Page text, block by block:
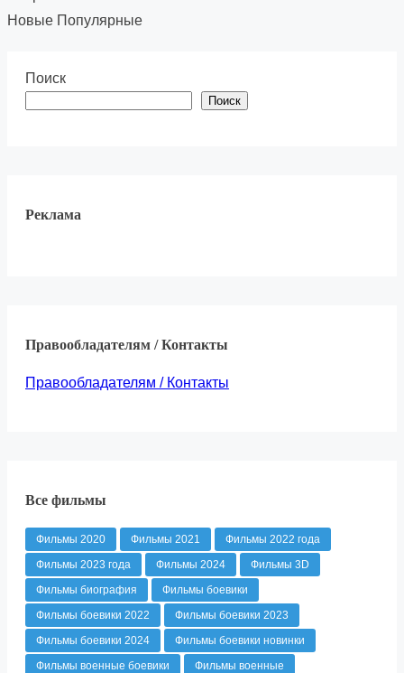
Новые Популярные
Поиск
Поиск
Реклама
Правообладателям / Контакты
Правообладателям / Контакты
Все фильмы
Фильмы 2020 Фильмы 2021
Фильмы 2022 года
Фильмы 2023 года
Фильмы 2024
Фильмы 3D
Фильмы биография
Фильмы боевики
Фильмы боевики 2022
Фильмы боевики 2023
Фильмы боевики 2024
Фильмы боевики новинки
Фильмы военные боевики
Фильмы военные